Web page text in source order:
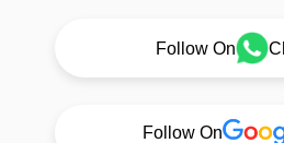
Follow On
Follow On